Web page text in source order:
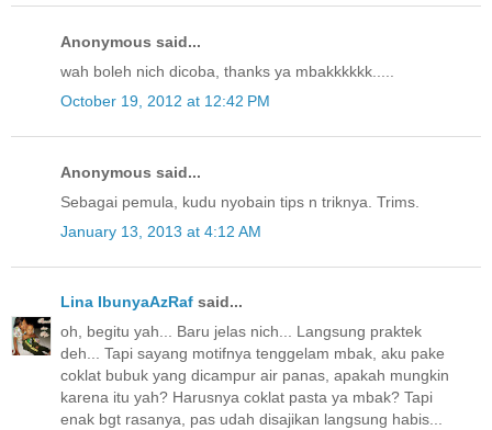
Anonymous said...
wah boleh nich dicoba, thanks ya mbakkkkkk.....
October 19, 2012 at 12:42 PM
Anonymous said...
Sebagai pemula, kudu nyobain tips n triknya. Trims.
January 13, 2013 at 4:12 AM
Lina IbunyaAzRaf said...
oh, begitu yah... Baru jelas nich... Langsung praktek
deh... Tapi sayang motifnya tenggelam mbak, aku pake
coklat bubuk yang dicampur air panas, apakah mungkin
karena itu yah? Harusnya coklat pasta ya mbak? Tapi
enak bgt rasanya, pas udah disajikan langsung habis...